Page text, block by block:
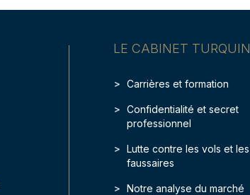
LE CABINET TURQUIN
Carrières et formation
Confidentialité et secret
professionnel
Lutte contre les vols et les
faussaires
Notre analyse du marché